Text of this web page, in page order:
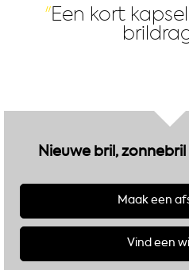
Een kort
Nieuwe bril,
Maak een
Vind een